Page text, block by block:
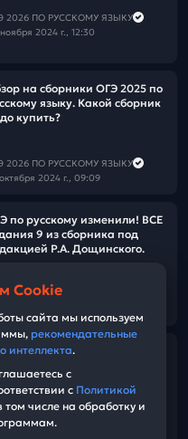
2026 ПО РУССКОМУ ЯЗЫКУ
2024 г., 12:30
на сборники ОГЭ 2025 по
языку. Какой сборник
купить?
2026 ПО РУССКОМУ ЯЗЫКУ
2024 г., 09:09
по русскому изменили! ВСЕ
9 из сборника под
Р.А. Дощинского.
2026 ПО РУССКОМУ ЯЗЫКУ
сложных изложений для
2026 ПО РУССКОМУ ЯЗЫКУ
2024 г., 10:30
Cookie
сайта мы используем
рекомендательные
интеллекта.
с
с Политикой
том числе на обработку и